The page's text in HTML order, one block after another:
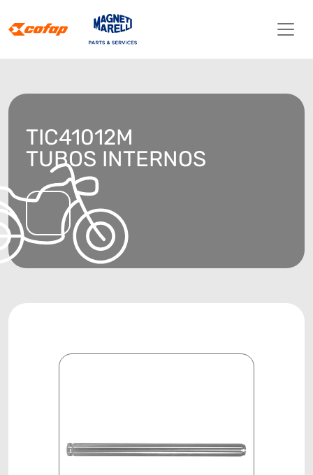
TIC41012M
TUBOS INTERNOS